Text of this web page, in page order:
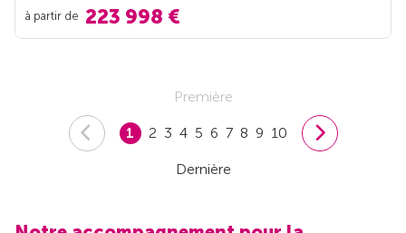
à partir de 223 998 €
Première
1 2 3 4 5 6 7 8 9 10
Dernière